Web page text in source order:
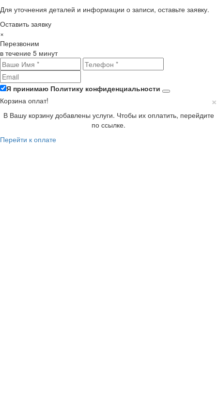
Для уточнения деталей и информации о записи, оставьте заявку.
Оставить заявку
×
Перезвоним
в течение 5 минут
Я принимаю Политику конфиденциальности
×
Корзина оплат!
В Вашу корзину добавлены услуги. Чтобы их оплатить, перейдите
по ссылке.
Перейти к оплате